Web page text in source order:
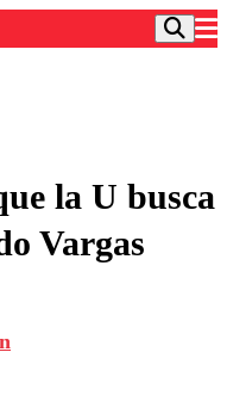
la U busca
Vargas